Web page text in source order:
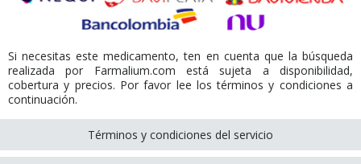
Si necesitas este medicamento, ten en cuenta que la búsqueda
realizada por Farmalium.com está sujeta a disponibilidad,
cobertura y precios. Por favor lee los términos y condiciones a
continuación.
Términos y condiciones del servicio